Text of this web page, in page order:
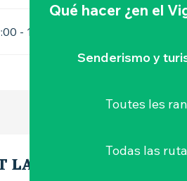
Qué hacer ¿en el
Senderismo y
Toutes les
Todas las
- 14:00
PIERRE PERCÉE